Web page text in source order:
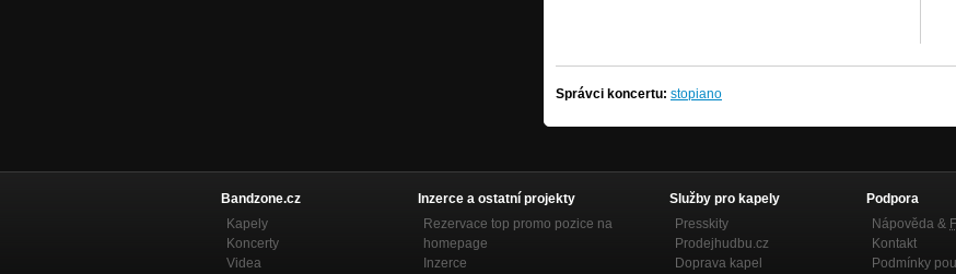
Správci koncertu: stopiano
Bandzone.cz
Kapely
Koncerty
Videa
Inzerce a ostatní projekty
Rezervace top promo pozice na
homepage
Inzerce
Služby pro kapely
Presskity
Prodejhudbu.cz
Doprava kapel
Podpora
Nápověda &
Kontakt
Podmínky